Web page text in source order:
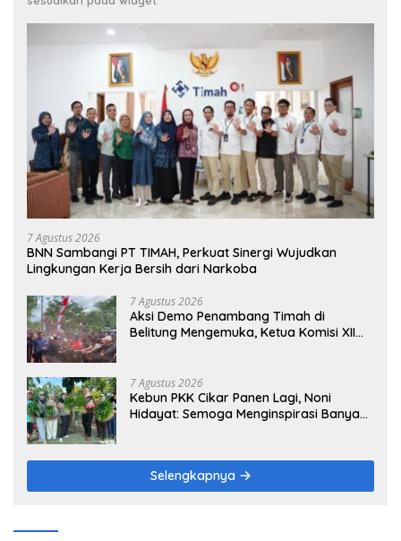
7 Agustus 2026
BNN Sambangi PT TIMAH, Perkuat Sinergi Wujudkan
Lingkungan Kerja Bersih dari Narkoba
7 Agustus 2026
Aksi Demo Penambang Timah di
Belitung Mengemuka, Ketua Komisi XII
7 Agustus 2026
Kebun PKK Cikar Panen Lagi, Noni
Hidayat: Semoga Menginspirasi Banyak
Selengkapnya